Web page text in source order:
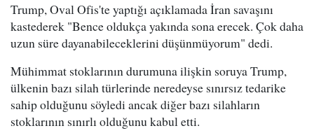
Trump, Oval Ofis'te yaptığı açıklamada İran savaşını
kastederek "Bence oldukça yakında sona erecek. Çok daha
uzun süre dayanabileceklerini düşünmüyorum" dedi.
Mühimmat stoklarının durumuna ilişkin soruya Trump,
ülkenin bazı silah türlerinde neredeyse sınırsız tedarike
sahip olduğunu söyledi ancak diğer bazı silahların
stoklarının sınırlı olduğunu kabul etti.